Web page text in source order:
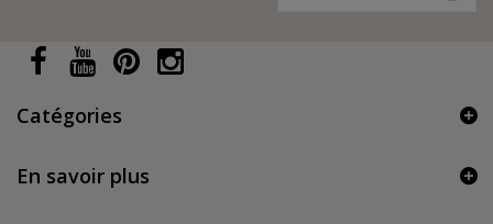
Catégories
En savoir plus